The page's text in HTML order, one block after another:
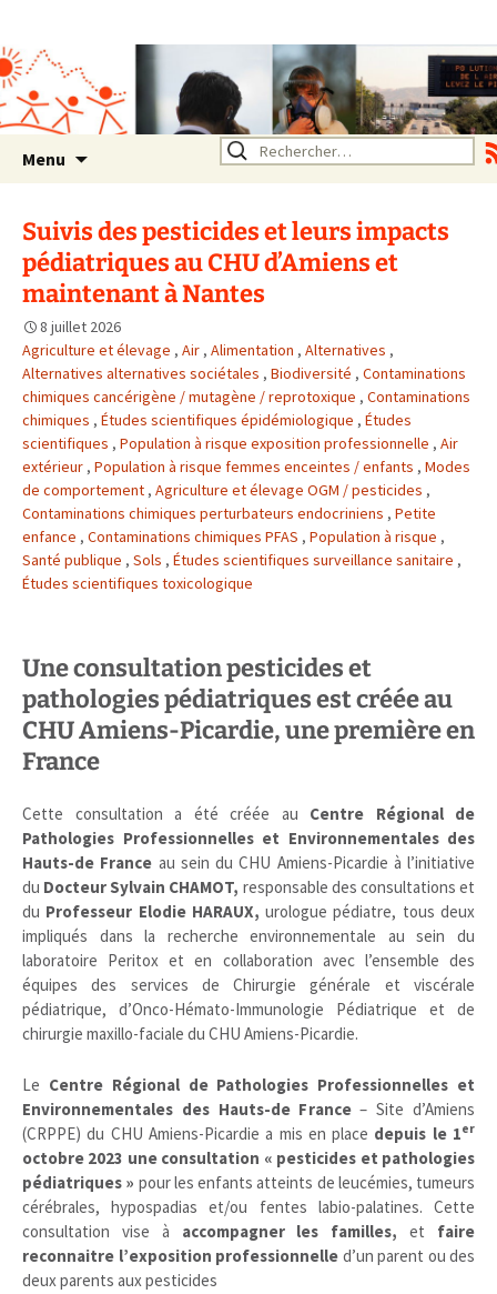
Rhône Alpes
Un environnement sain pour
la santé de tous
Menu Rechercher :
Suivis des pesticides et leurs impacts
pédiatriques au CHU d’Amiens et
maintenant à Nantes
8 juillet 2026
Agriculture et élevage , Air , Alimentation , Alternatives ,
Alternatives alternatives sociétales , Biodiversité , Contaminations
chimiques cancérigène / mutagène / reprotoxique , Contaminations
chimiques , Études scientifiques épidémiologique , Études
scientifiques , Population à risque exposition professionnelle , Air
extérieur , Population à risque femmes enceintes / enfants , Modes
de comportement , Agriculture et élevage OGM / pesticides ,
Contaminations chimiques perturbateurs endocriniens , Petite
enfance , Contaminations chimiques PFAS , Population à risque ,
Santé publique , Sols , Études scientifiques surveillance sanitaire ,
Études scientifiques toxicologique
Une consultation pesticides et
pathologies pédiatriques est créée au
CHU Amiens-Picardie, une première en
France ​​
Cette consultation a été créée au Centre Régional de
Pathologies Professionnelles et Environnementales des
Hauts-de France au sein du CHU Amiens-Picardie à l’initiative
du Docteur Sylvain CHAMOT, responsable des consultations et
du Professeur Elodie HARAUX, urologue pédiatre, tous deux
impliqués dans la recherche environnementale au sein du
laboratoire Peritox et en collaboration avec l’ensemble des
équipes des services de Chirurgie générale et viscérale
pédiatrique, d’Onco-Hémato-Immunologie Pédiatrique et de
chirurgie maxillo-faciale du CHU Amiens-Picardie.
Le Centre Régional de Pathologies Professionnelles et
Environnementales des Hauts-de France– Site d’Amiens
(CRPPE) du CHU Amiens-Picardie a mis en place depuis le 1er
octobre 2023 une consultation « pesticides et pathologies
pédiatriques » pour les enfants atteints de leucémies, tumeurs
cérébrales, hypospadias et/ou fentes labio-palatines. Cette
consultation vise à accompagner les familles, et faire
reconnaitre l’exposition professionnelle d’un parent ou des
deux parents aux pesticides